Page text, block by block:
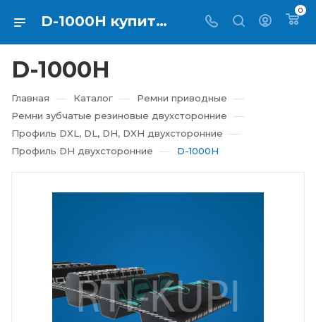
D-1000H купить в Екатеринбурге ⇨ RTI-KUPI
0
D-1000H
Главная — Каталог — Ремни приводные —
Ремни зубчатые резиновые двухсторонние —
Профиль DXL, DL, DH, DXH двухсторонние —
Профиль DH двухсторонние — D-1000H